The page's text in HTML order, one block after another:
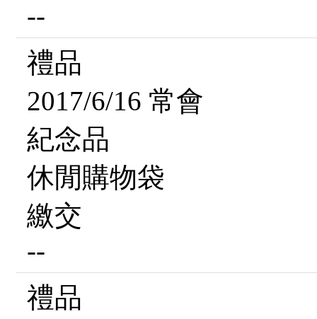
--
禮品
2017/6/16 常會
紀念品
休閒購物袋
繳交
--
禮品